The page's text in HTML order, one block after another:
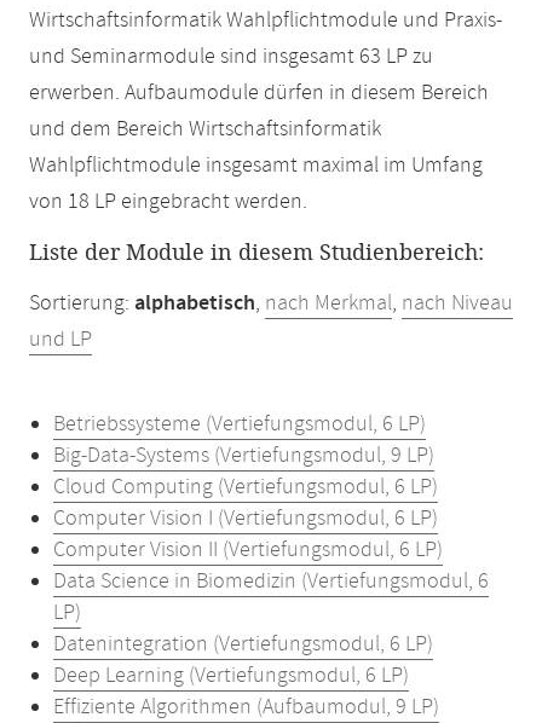
Wirtschaftsinformatik Wahlpflichtmodule und Praxis-
und Seminarmodule sind insgesamt 63 LP zu
erwerben. Aufbaumodule dürfen in diesem Bereich
und dem Bereich Wirtschaftsinformatik
Wahlpflichtmodule insgesamt maximal im Umfang
von 18 LP eingebracht werden.
Liste der Module in diesem Studienbereich:
Sortierung: alphabetisch, nach Merkmal, nach Niveau
und LP
Betriebssysteme (Vertiefungsmodul, 6 LP)
Big-Data-Systems (Vertiefungsmodul, 9 LP)
Cloud Computing (Vertiefungsmodul, 6 LP)
Computer Vision I (Vertiefungsmodul, 6 LP)
Computer Vision II (Vertiefungsmodul, 6 LP)
Data Science in Biomedizin (Vertiefungsmodul, 6
LP)
Datenintegration (Vertiefungsmodul, 6 LP)
Deep Learning (Vertiefungsmodul, 6 LP)
Effiziente Algorithmen (Aufbaumodul, 9 LP)